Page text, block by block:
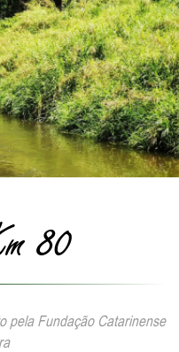
80
pela Fundação Catarinense